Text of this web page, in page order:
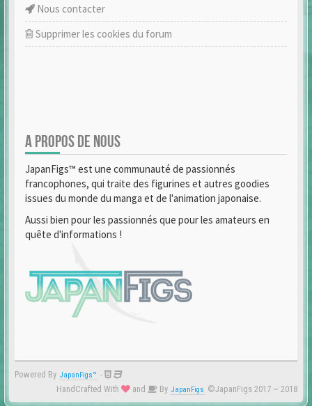
Nous contacter
Supprimer les cookies du forum
A PROPOS DE NOUS
JapanFigs™ est une communauté de passionnés
francophones, qui traite des figurines et autres goodies
issues du monde du manga et de l'animation japonaise.
Aussi bien pour les passionnés que pour les amateurs en
quête d'informations !
Powered By JapanFigs™ -
HandCrafted With
and By JapanFigs ©JapanFigs 2017 ~ 2018